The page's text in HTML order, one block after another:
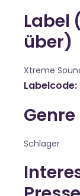
Label
über)
Xtreme
Labelcode
Genre
Schlager